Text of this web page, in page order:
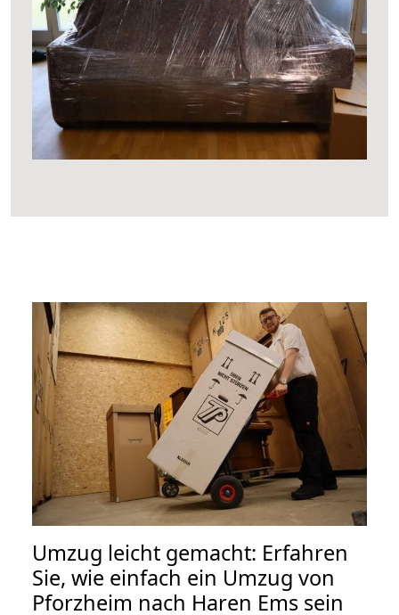
Umzug leicht gemacht: Erfahren
Sie, wie einfach ein Umzug von
Pforzheim nach Haren Ems sein